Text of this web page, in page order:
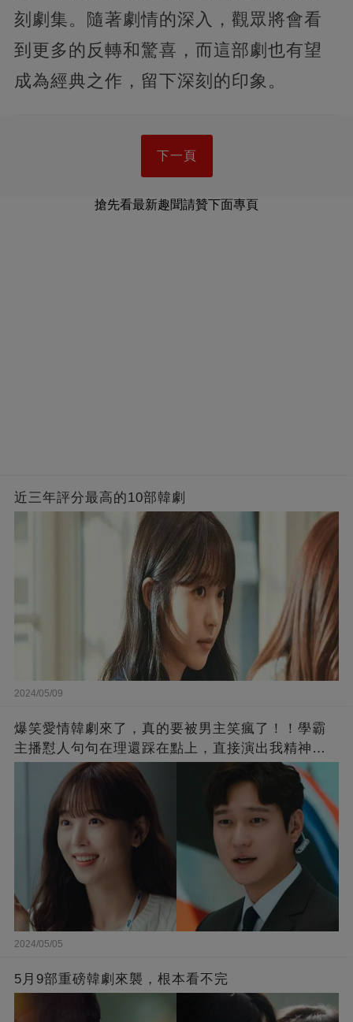
刻劇集。隨著劇情的深入，觀眾將會看
到更多的反轉和驚喜，而這部劇也有望
成為經典之作，留下深刻的印象。
下一頁
搶先看最新趣聞請贊下面專頁
近三年評分最高的10部韓劇
2024/05/09
爆笑愛情韓劇來了，真的要被男主笑瘋了！！學霸
主播懟人句句在理還踩在點上，直接演出我精神世
界的嘴替！
2024/05/05
5月9部重磅韓劇來襲，根本看不完